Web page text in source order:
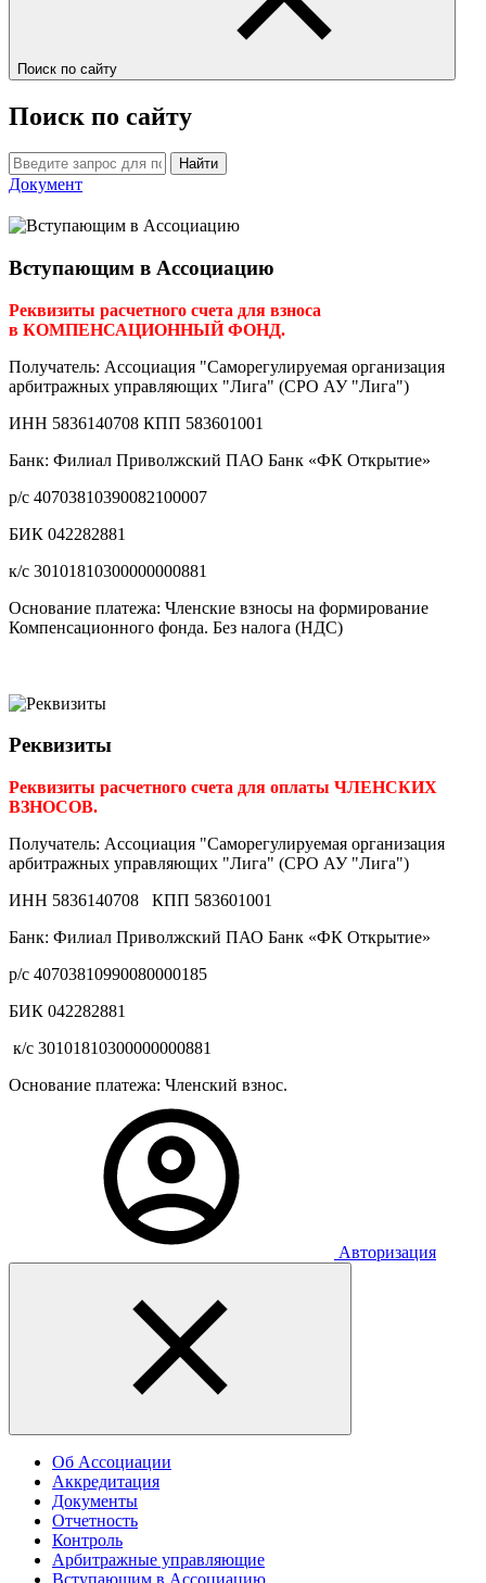
Поиск по сайту
Поиск по сайту
Найти
Документ
Вступающим в Ассоциацию
Реквизиты расчетного счета для взноса
в КОМПЕНСАЦИОННЫЙ ФОНД.
Получатель: Ассоциация "Саморегулируемая организация
арбитражных управляющих "Лига" (СРО АУ "Лига")
ИНН 5836140708 КПП 583601001
Банк: Филиал Приволжский ПАО Банк «ФК Открытие»
р/с 40703810390082100007
БИК 042282881
к/с 30101810300000000881
Основание платежа: Членские взносы на формирование
Компенсационного фонда. Без налога (НДС)
Реквизиты
Реквизиты расчетного счета для оплаты ЧЛЕНСКИХ
ВЗНОСОВ.
Получатель: Ассоциация "Саморегулируемая организация
арбитражных управляющих "Лига" (СРО АУ "Лига")
ИНН 5836140708 КПП 583601001
Банк: Филиал Приволжский ПАО Банк «ФК Открытие»
р/с 40703810990080000185
БИК 042282881
к/с 30101810300000000881
Основание платежа: Членский взнос.
Авторизация
Об Ассоциации
Аккредитация
Документы
Отчетность
Контроль
Арбитражные управляющие